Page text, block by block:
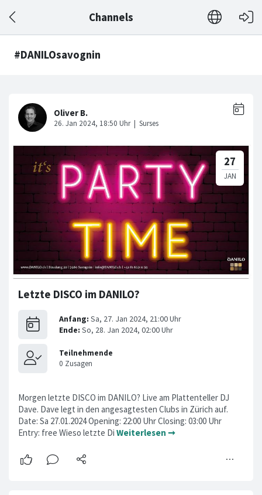
Channels
#DANILOsavognin
Letzte DISCO im DANILO?
Morgen letzte DISCO im DANILO? Live am Plattenteller DJ
Dave. Dave legt in den angesagtesten Clubs in Zürich auf.
Date: Sa 27.01.2024 Opening: 22:00 Uhr Closing: 03:00 Uhr
Entry: free Wieso letzte Di Weiterlesen ➞